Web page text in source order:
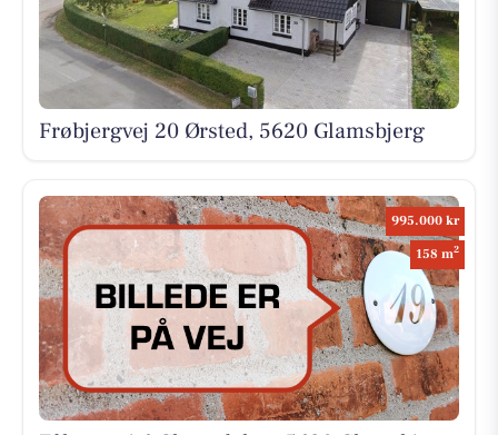
Frøbjergvej 20 Ørsted, 5620 Glamsbjerg
995.000 kr
158 m2